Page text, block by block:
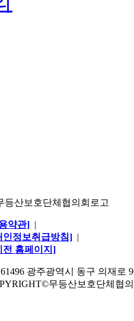
약관] |
인정보취급방침] |
전 홈페이지]
광주광역시 동구 의재로
무등산보호단체협의